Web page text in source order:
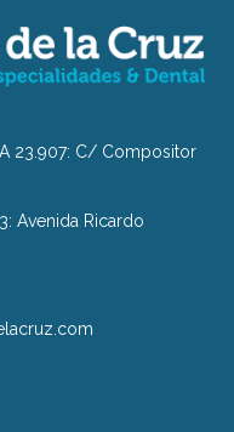
23.907: C/ Compositor
Avenida Ricardo